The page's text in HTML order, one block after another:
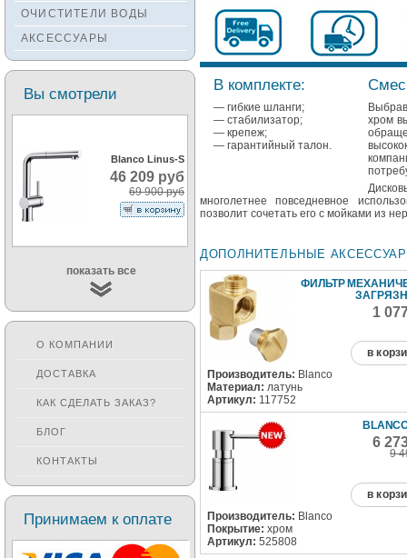
В комплекте:
— гибкие шланги;
— стабилизатор;
— крепеж;
— гарантийный талон.
хром
многолетнее повседневное
позволит сочетать его с мойками из
ДОПОЛНИТЕЛЬНЫЕ
ФИЛЬТР
1
в
Производитель: Blanco
Материал: латунь
Артикул: 117752
6
9
в
Производитель: Blanco
Покрытие: хром
Артикул: 525808
Мойки OULIN
Мойки PAULMARK
ОЧИСТИТЕЛИ ВОДЫ
АКСЕССУАРЫ
Вы смотрели
Blanco Linus-S
46 209 руб
69 900 руб
показать все
О КОМПАНИИ
ДОСТАВКА
КАК СДЕЛАТЬ ЗАКАЗ?
БЛОГ
КОНТАКТЫ
Принимаем к оплате